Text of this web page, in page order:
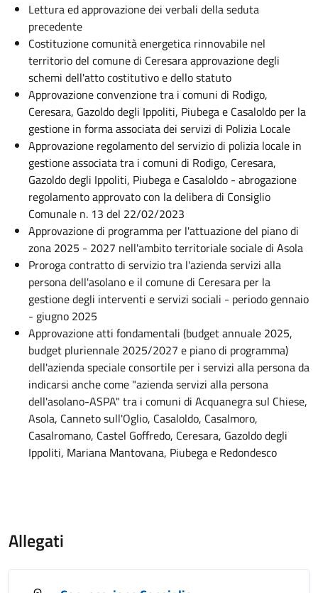
Lettura ed approvazione dei verbali della seduta
precedente
Costituzione comunità energetica rinnovabile nel
territorio del comune di Ceresara approvazione degli
schemi dell'atto costitutivo e dello statuto
Approvazione convenzione tra i comuni di Rodigo,
Ceresara, Gazoldo degli Ippoliti, Piubega e Casaloldo per la
gestione in forma associata dei servizi di Polizia Locale
Approvazione regolamento del servizio di polizia locale in
gestione associata tra i comuni di Rodigo, Ceresara,
Gazoldo degli Ippoliti, Piubega e Casaloldo - abrogazione
regolamento approvato con la delibera di Consiglio
Comunale n. 13 del 22/02/2023
Approvazione di programma per l'attuazione del piano di
zona 2025 - 2027 nell'ambito territoriale sociale di Asola
Proroga contratto di servizio tra l'azienda servizi alla
persona dell'asolano e il comune di Ceresara per la
gestione degli interventi e servizi sociali - periodo gennaio
- giugno 2025
Approvazione atti fondamentali (budget annuale 2025,
budget pluriennale 2025/2027 e piano di programma)
dell'azienda speciale consortile per i servizi alla persona da
indicarsi anche come "azienda servizi alla persona
dell'asolano-ASPA" tra i comuni di Acquanegra sul Chiese,
Asola, Canneto sull'Oglio, Casaloldo, Casalmoro,
Casalromano, Castel Goffredo, Ceresara, Gazoldo degli
Ippoliti, Mariana Mantovana, Piubega e Redondesco
Allegati